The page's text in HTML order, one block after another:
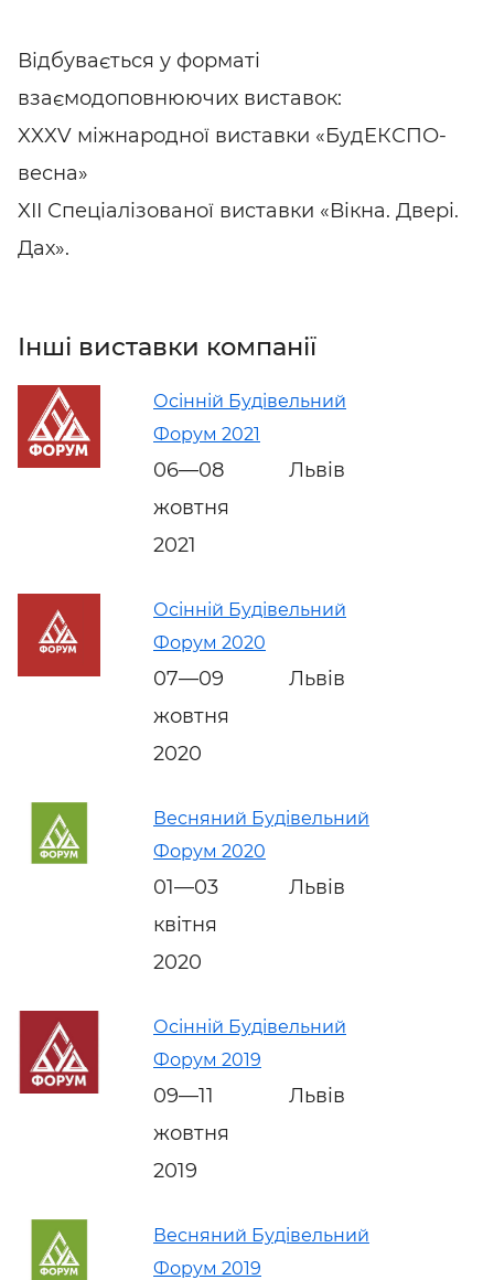
Відбувається у форматі
взаємодоповнюючих виставок:
XXXV міжнародної виставки «БудЕКСПО-
весна»
XII Спеціалізованої виставки «Вікна. Двері.
Дах».
Інші виставки компанії
Осінній Будівельний
Форум 2021
06—08
жовтня
2021
Львів
Осінній Будівельний
Форум 2020
07—09
жовтня
2020
Львів
Весняний Будівельний
Форум 2020
01—03
квітня
2020
Львів
Осінній Будівельний
Форум 2019
09—11
жовтня
2019
Львів
Весняний Будівельний
Форум 2019